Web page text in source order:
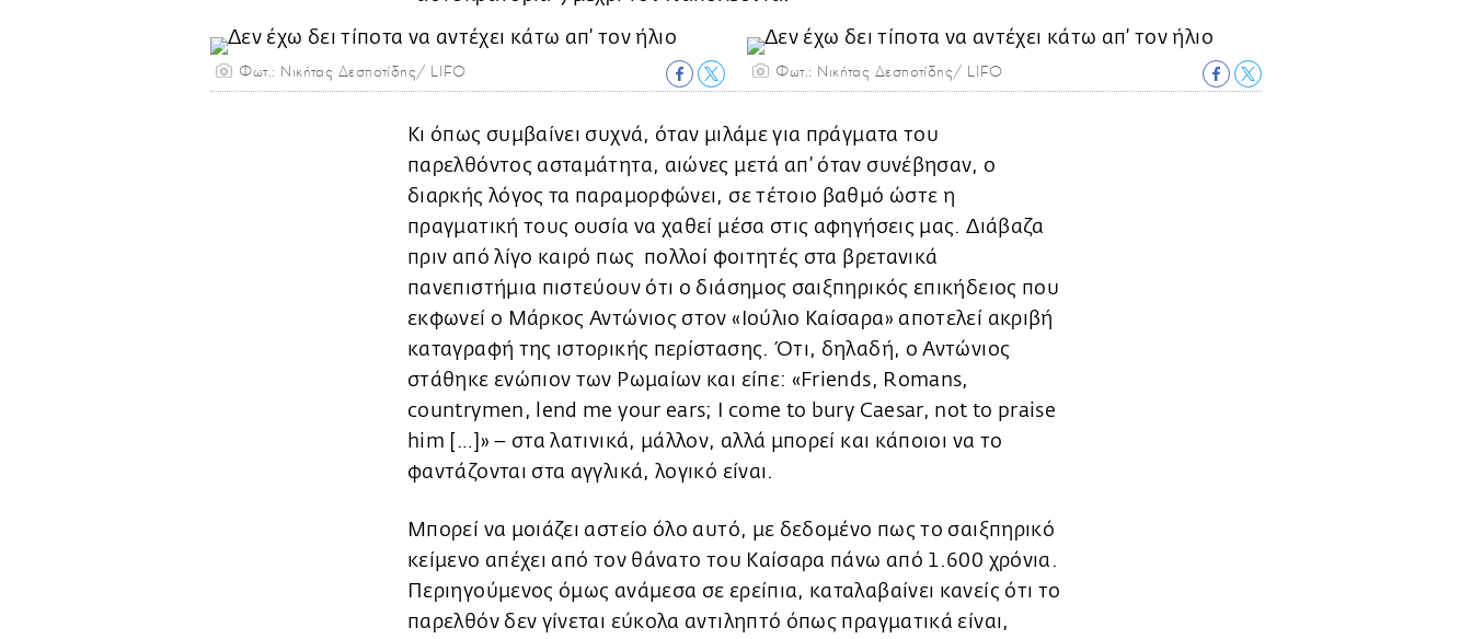
Φωτ.: Νικήτας Δεσποτίδης/ LIFO Φωτ.: Νικήτας Δεσποτίδης/ LIFO
Κι όπως συμβαίνει συχνά, όταν μιλάμε για πράγματα του
παρελθόντος ασταμάτητα, αιώνες μετά απ’ όταν συνέβησαν, ο
διαρκής λόγος τα παραμορφώνει, σε τέτοιο βαθμό ώστε η
πραγματική τους ουσία να χαθεί μέσα στις αφηγήσεις μας. Διάβαζα
πριν από λίγο καιρό πως πολλοί φοιτητές στα βρετανικά
πανεπιστήμια πιστεύουν ότι ο διάσημος σαιξπηρικός επικήδειος που
εκφωνεί ο Μάρκος Αντώνιος στον «Ιούλιο Καίσαρα» αποτελεί ακριβή
καταγραφή της ιστορικής περίστασης. Ότι, δηλαδή, ο Αντώνιος
στάθηκε ενώπιον των Ρωμαίων και είπε: «Friends, Romans,
countrymen, lend me your ears; I come to bury Caesar, not to praise
him […]» – στα λατινικά, μάλλον, αλλά μπορεί και κάποιοι να το
φαντάζονται στα αγγλικά, λογικό είναι.
Μπορεί να μοιάζει αστείο όλο αυτό, με δεδομένο πως το σαιξπηρικό
κείμενο απέχει από τον θάνατο του Καίσαρα πάνω από 1.600 χρόνια.
Περιηγούμενος όμως ανάμεσα σε ερείπια, καταλαβαίνει κανείς ότι το
παρελθόν δεν γίνεται εύκολα αντιληπτό όπως πραγματικά είναι,